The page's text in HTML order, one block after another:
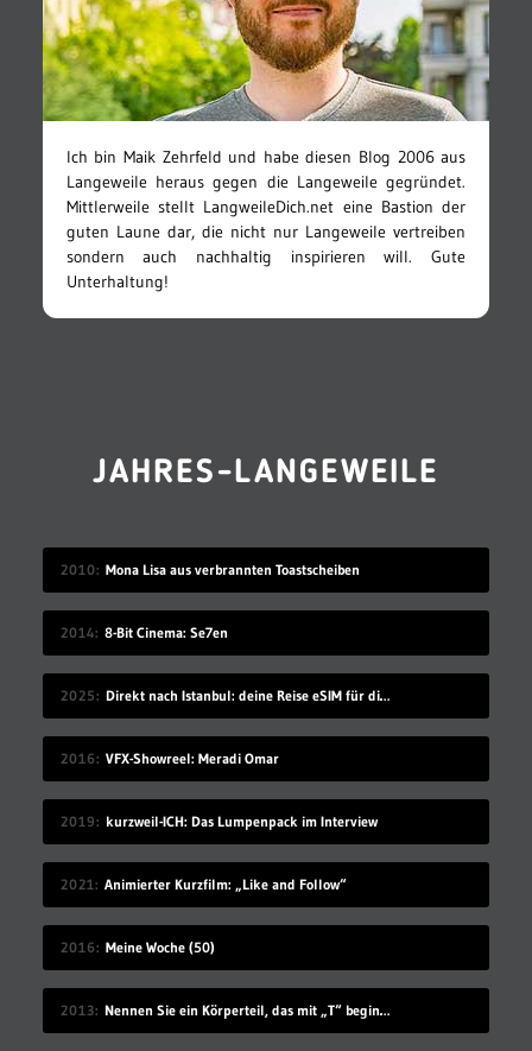
Ich bin Maik Zehrfeld und habe diesen Blog 2006 aus
Langeweile heraus gegen die Langeweile gegründet.
Mittlerweile stellt LangweileDich.net eine Bastion der
guten Laune dar, die nicht nur Langeweile vertreiben
sondern auch nachhaltig inspirieren will. Gute
Unterhaltung!
JAHRES-LANGEWEILE
2010 Mona Lisa aus verbrannten Toastscheiben
2014 8-Bit Cinema: Se7en
2025 Direkt nach Istanbul: deine Reise eSIM für die Türkei
2016 VFX-Showreel: Meradi Omar
2019 kurzweil-ICH: Das Lumpenpack im Interview
2021 Animierter Kurzfilm: „Like and Follow“
2016 Meine Woche (50)
2013 Nennen Sie ein Körperteil, das mit „T“ beginnt